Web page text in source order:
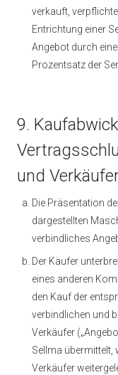
verkauft,
Entrichtung einer
Angebot durch
Prozentsatz der
9.
und
Die Präsentation
dargestellten
verbindliches
Der Käufer
eines anderen
den Kauf der
verbindlichen und
Verkäufer
Sellma übermittelt,
Verkäufer